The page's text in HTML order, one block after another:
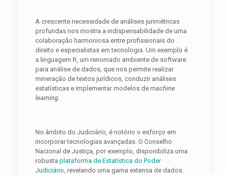
A crescente necessidade de análises jurimétricas
profundas nos mostra a indispensabilidade de uma
colaboração harmoniosa entre profissionais do
direito e especialistas em tecnologia. Um exemplo é
a linguagem R, um renomado ambiente de software
para análise de dados, que nos permite realizar
mineração de textos jurídicos, conduzir análises
estatísticas e implementar modelos de machine
learning.
No âmbito do Judiciário, é notório o esforço em
incorporar tecnologias avançadas. O Conselho
Nacional de Justiça, por exemplo, disponibiliza uma
robusta plataforma de Estatística do Poder
Judiciário , revelando uma gama extensa de dados.